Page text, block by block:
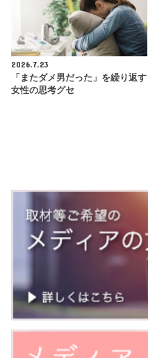
2026.7.23
「またダメ男だった」を繰り返す
女性の思考グセ